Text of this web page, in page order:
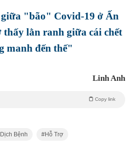
"bão" Covid-19 ở Ấn
lằn ranh giữa cái chết
manh đến thế"
Linh Anh
Copy link
Dịch Bệnh Hỗ Trợ